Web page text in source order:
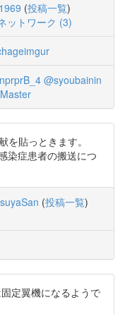
(投稿一覧)
ットワーク (3)
@syoubainin
を貼っときます。
染症患者の搬送につ
(投稿一覧)
定翼機になるようで